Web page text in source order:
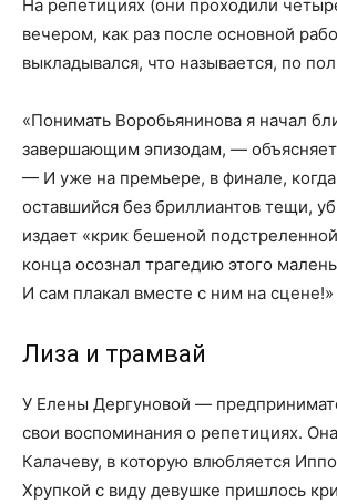
На репетициях (они проходили
вечером, как раз после основной
выкладывался, что называется, по
«Понимать Воробьянинова я начал
завершающим эпизодам, —
— И уже на премьере, в финале,
оставшийся без бриллиантов тещи,
издает «крик бешеной
конца осознал трагедию этого
И сам плакал вместе с ним на сцене!»
Лиза и трамвай
У Елены Дергуновой —
свои воспоминания о репетициях.
Калачеву, в которую влюбляется
Хрупкой с виду девушке пришлось